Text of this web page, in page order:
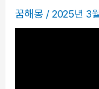
꿈해몽 / 2025년 3